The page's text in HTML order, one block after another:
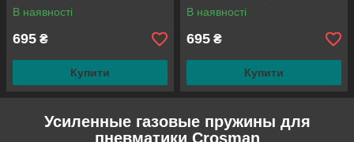
В наявності
695 ₴
Купити
В наявності
695 ₴
Купити
Усиленные газовые пружины для
пневматики Crosman